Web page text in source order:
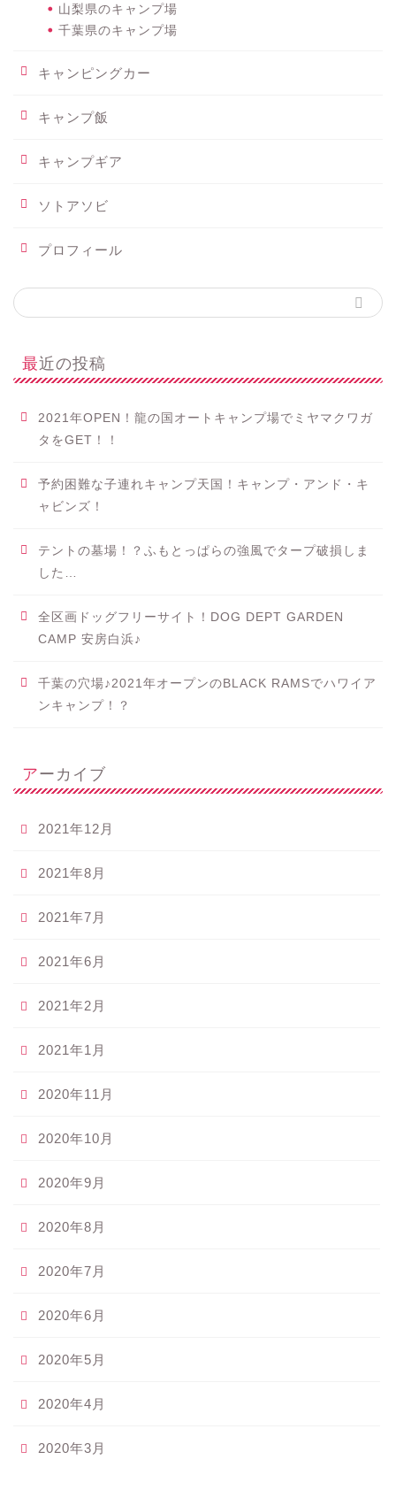
山梨県のキャンプ場
千葉県のキャンプ場
キャンピングカー
キャンプ飯
キャンプギア
ソトアソビ
プロフィール
最近の投稿
2021年OPEN！龍の国オートキャンプ場でミヤマクワガ
タをGET！！
予約困難な子連れキャンプ天国！キャンプ・アンド・キ
ャビンズ！
テントの墓場！？ふもとっぱらの強風でタープ破損しま
した…
全区画ドッグフリーサイト！DOG DEPT GARDEN
CAMP 安房白浜♪
千葉の穴場♪2021年オープンのBLACK RAMSでハワイア
ンキャンプ！？
アーカイブ
2021年12月
2021年8月
2021年7月
2021年6月
2021年2月
2021年1月
2020年11月
2020年10月
2020年9月
2020年8月
2020年7月
2020年6月
2020年5月
2020年4月
2020年3月